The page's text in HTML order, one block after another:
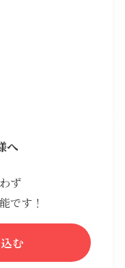
へ
ず
です！
む